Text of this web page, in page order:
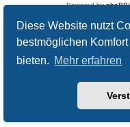
Diese Website nutzt
bestmöglichen
bieten. Mehr erfahren
Powered byphpBB